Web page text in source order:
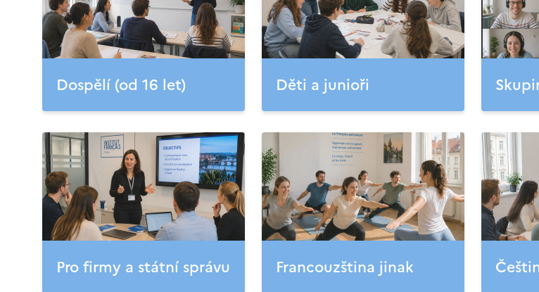
Dospělí (od 16 let) Děti a junioři
Pro firmy a státní správu Francouzština jinak